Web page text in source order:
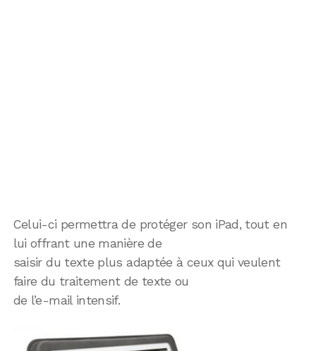
Celui-ci permettra de protéger son iPad, tout en
lui offrant une manière de
saisir du texte plus adaptée à ceux qui veulent
faire du traitement de texte ou
de l’e-mail intensif.